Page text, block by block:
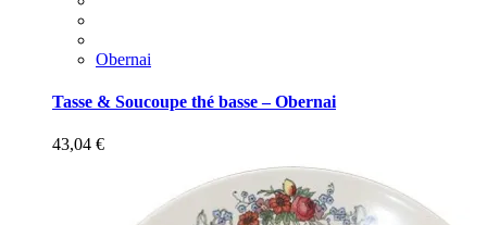
Obernai
Tasse & Soucoupe thé basse – Obernai
43,04 €